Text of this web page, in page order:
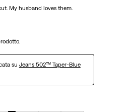
My husband loves them.
su Jeans 502™ Taper-Blue